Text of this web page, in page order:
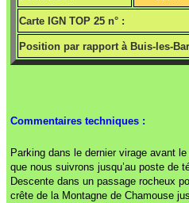
Carte IGN TOP 25 n° :
Position par rapport à Buis-les-
Commentaires techniques :
Parking dans le dernier virage avant
que nous suivrons jusqu’au poste de
Descente dans un passage rocheux
crête de la Montagne de Chamouse